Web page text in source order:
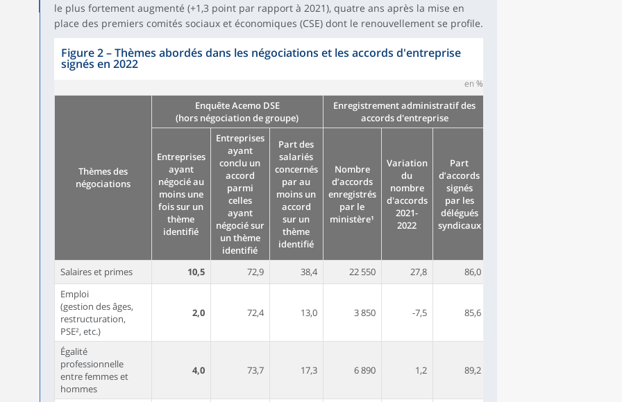
le plus fortement augmenté (+1,3 point par rapport à 2021), quatre ans après la mise en
place des premiers comités sociaux et économiques (CSE) dont le renouvellement se profile.
Figure 2–Thèmes abordés dans les négociations et les accords d'entreprise
signés en 2022
en %
Thèmes des
négociations
Enquête Acemo DSE
(hors négociation de groupe)
Enregistrement administratif des
accords d'entreprise
Entreprises
ayant
négocié au
moins une
fois sur un
thème
identifié
Entreprises
ayant
conclu un
accord
parmi
celles
ayant
négocié sur
un thème
identifié
Part des
salariés
concernés
par au
moins un
accord
sur un
thème
identifié
Nombre
d’accords
enregistrés
par le
ministère¹
Variation
du
nombre
d'accords
2021-
2022
Part
d’accords
signés
par les
délégués
syndicaux
Salaires et primes 10,5 72,9 38,4 22 550 27,8
86,0
Emploi
(gestion des âges,
restructuration,
PSE², etc.)
2,0 72,4 13,0 3 850 -7,5 85,6
Égalité
professionnelle
entre femmes et
hommes
4,0 73,7 17,3 6 890 1,2 89,2